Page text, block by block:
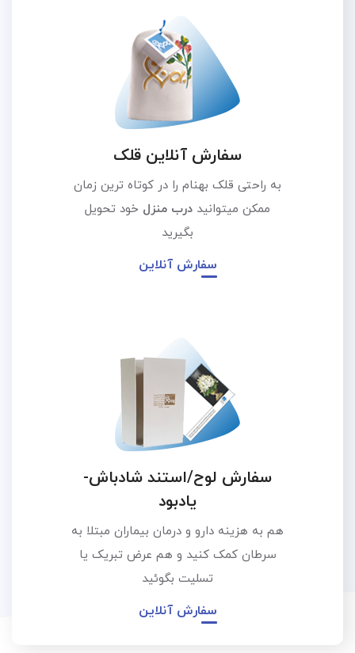
سفارش آنلاین قلک
به راحتی قلک بهنام را در کوتاه ترین زمان
ممکن میتوانید درب منزل خود تحویل
بگیرید
سفارش آنلاین
سفارش لوح/استند شادباش-
یادبود
هم به هزینه دارو و درمان بیماران مبتلا به
سرطان کمک کنید و هم عرض تبریک یا
تسلیت بگوئید
سفارش آنلاین